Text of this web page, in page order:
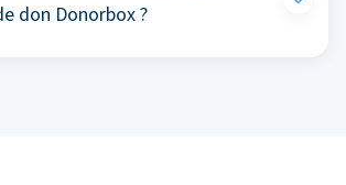
don Donorbox ?